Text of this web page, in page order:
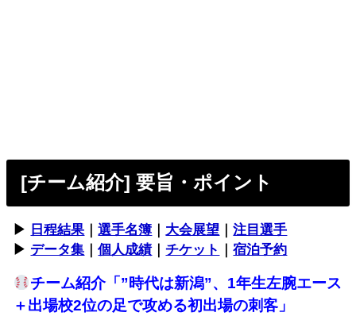
[チーム紹介] 要旨・ポイント
▶︎ 日程結果 ｜選手名簿 大会展望 ｜注目選手
▶︎ データ集 ｜個人成績｜チケット ｜宿泊予約
チーム紹介「”時代は新潟”、1年生左腕エース
＋出場校2位の足で攻める初出場の刺客」